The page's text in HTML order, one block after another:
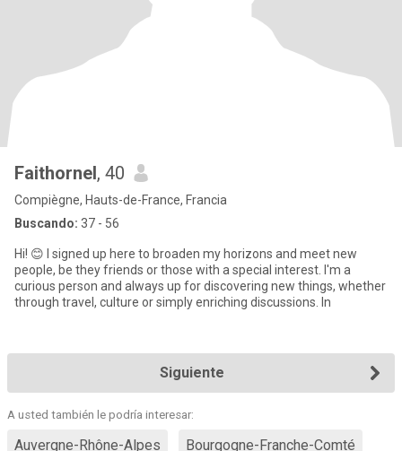
Faithornel, 40
Compiègne, Hauts-de-France, Francia
Buscando: 37 - 56
Hi! 😊 I signed up here to broaden my horizons and meet new
people, be they friends or those with a special interest. I'm a
curious person and always up for discovering new things, whether
through travel, culture or simply enriching discussions. In
Siguiente
A usted también le podría interesar:
Auvergne-Rhône-Alpes Bourgogne-Franche-Comté